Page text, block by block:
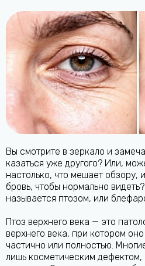
Вы смотрите в зеркало и
казаться уже другого? Или,
настолько, что мешает обзору,
бровь, чтобы нормально
называется птозом, или
Птоз верхнего века — это
верхнего века, при котором
частично или полностью.
лишь косметическим